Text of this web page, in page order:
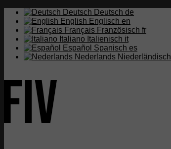
Deutsch Deutsch de
English Englisch en
Français Französisch fr
Italiano Italienisch it
Español Spanisch es
Nederlands Niederländisch